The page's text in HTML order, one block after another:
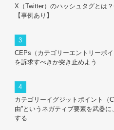
X（Twitter）のハッシュタグとは
【事例あり】
CEPs（カテゴリーエントリーポ
を訴求すべきか突き止めよう
カテゴリーイグジットポイント（
由”というネガティブ要素を武器
する